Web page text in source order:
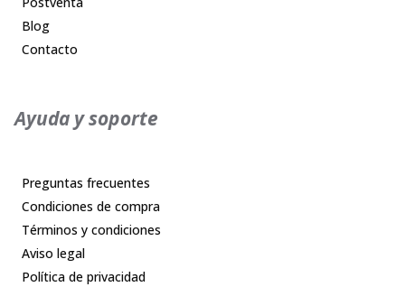
Blog
Contacto
Ayuda y soporte
Preguntas frecuentes
Condiciones de compra
Términos y condiciones
Aviso legal
Política de privacidad